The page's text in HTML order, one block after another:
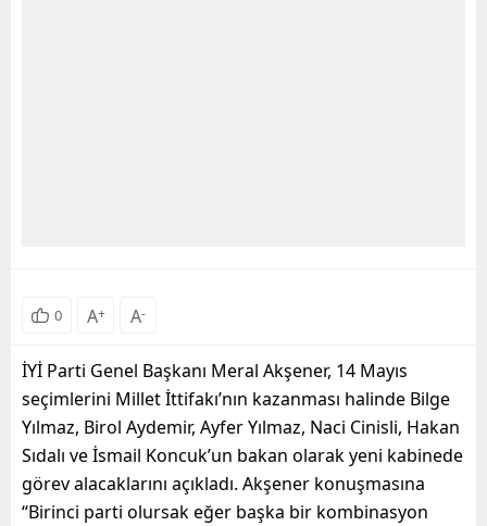
0 A+ A-
İYİ Parti Genel Başkanı Meral Akşener, 14 Mayıs
seçimlerini Millet İttifakı’nın kazanması halinde Bilge
Yılmaz, Birol Aydemir, Ayfer Yılmaz, Naci Cinisli, Hakan
Sıdalı ve İsmail Koncuk’un bakan olarak yeni kabinede
görev alacaklarını açıkladı. Akşener konuşmasına
“Birinci parti olursak eğer başka bir kombinasyon